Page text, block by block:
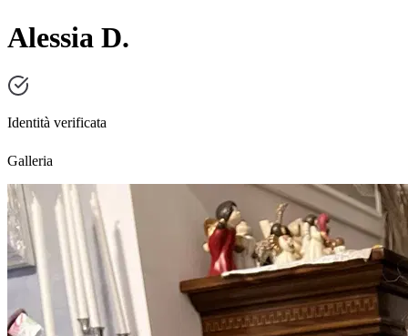
Alessia D.
Identità verificata
Galleria